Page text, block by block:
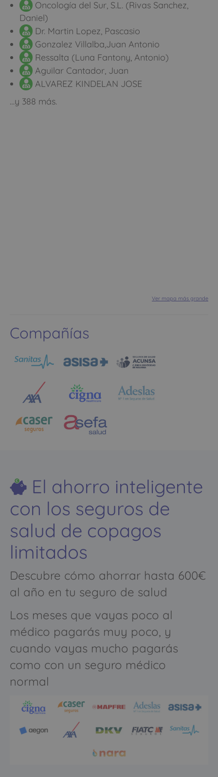
Oncología del Sur, S.L. (Rivas Sanchez,
Daniel)
Dr. Martin Lopez, Pascasio
Gonzalez Villalba,Juan Antonio
Ressalta (Luna Fantony, Antonio)
Aguilar Cantador, Juan
ALVAREZ KINDELAN JOSE
…y 388 más.
Ver mapa más grande
Compañías
El ahorro inteligente
con los seguros de
salud de copagos
limitados
Descubre cómo ahorrar hasta 600€
al año en tu seguro de salud
Los meses que vayas poco al
médico pagarás muy poco, y
cuando vayas mucho pagarás
como con un seguro médico
normal